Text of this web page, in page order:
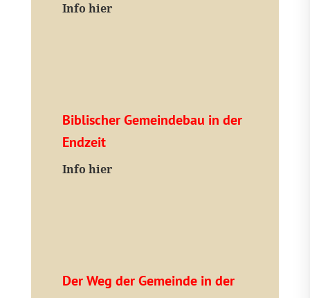
Info hier
Biblischer Gemeindebau in der
Endzeit
Info hier
Der Weg der Gemeinde in der